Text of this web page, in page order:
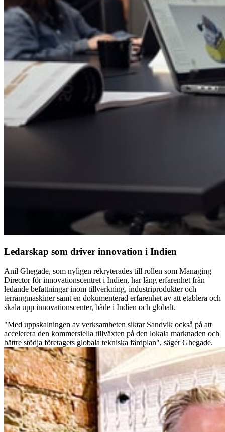
Ledarskap som driver innovation i Indien
Anil Ghegade, som nyligen rekryterades till rollen som Managing
Director för innovationscentret i Indien, har lång erfarenhet från
ledande befattningar inom tillverkning, industriprodukter och
terrängmaskiner samt en dokumenterad erfarenhet av att etablera och
skala upp innovationscenter, både i Indien och globalt.
"Med uppskalningen av verksamheten siktar Sandvik också på att
accelerera den kommersiella tillväxten på den lokala marknaden och
bättre stödja företagets globala tekniska färdplan", säger Ghegade.